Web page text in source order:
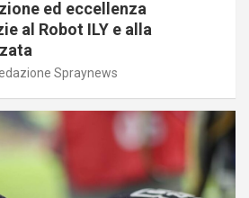
ed eccellenza
al Robot ILY e alla
Spraynews